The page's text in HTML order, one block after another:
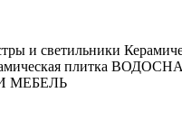
и светильники
плитка
МЕБЕЛЬ